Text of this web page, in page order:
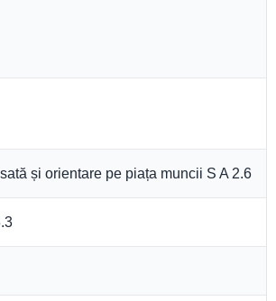
și orientare pe piața muncii S A 2.6